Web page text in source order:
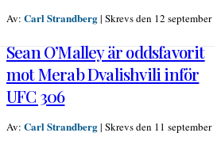
Av: Carl Strandberg| Skrevs den 12 september
Sean O’Malley är oddsfavorit
mot Merab Dvalishvili inför
UFC 306
Av: Carl Strandberg| Skrevs den 11 september